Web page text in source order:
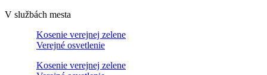
V službách mesta
Kosenie verejnej zelene
Verejné osvetlenie
Kosenie verejnej zelene